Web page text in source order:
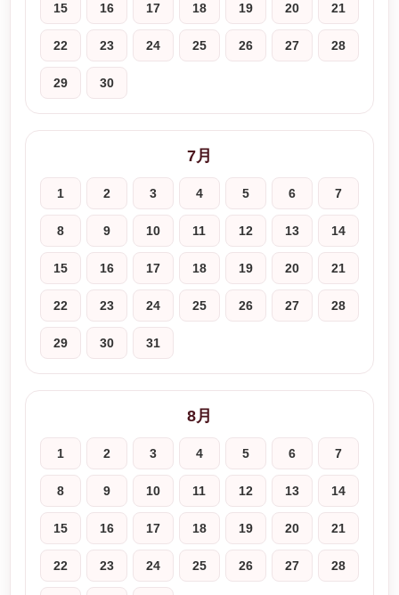
15 16 17 18 19 20 21
22 23 24 25 26 27 28
29 30
7月
1 2 3 4 5 6 7
8 9 10 11 12 13 14
15 16 17 18 19 20 21
22 23 24 25 26 27 28
29 30 31
8月
1 2 3 4 5 6 7
8 9 10 11 12 13 14
15 16 17 18 19 20 21
22 23 24 25 26 27 28